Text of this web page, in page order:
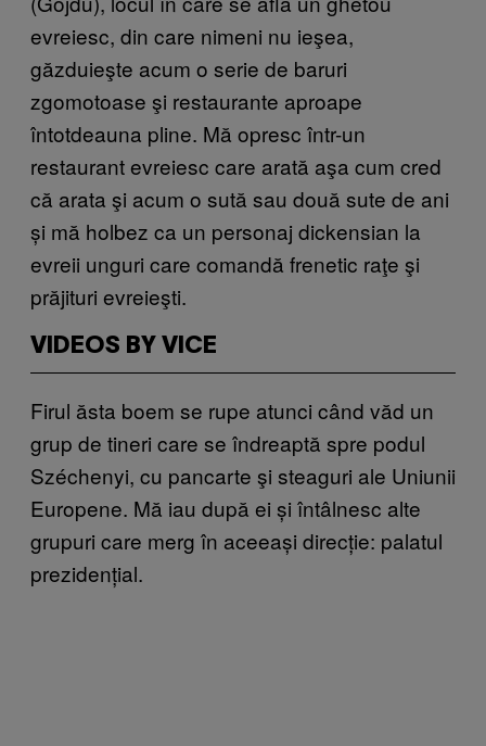
evreiesc, din care nimeni nu ieşea,
găzduieşte acum o serie de baruri
zgomotoase şi restaurante aproape
întotdeauna pline. Mă opresc într-un
restaurant evreiesc care arată aşa cum cred
că arata şi acum o sută sau două sute de ani
și mă holbez ca un personaj dickensian la
evreii unguri care comandă frenetic raţe şi
prăjituri evreieşti.
VIDEOS BY VICE
Firul ăsta boem se rupe atunci când văd un
grup de tineri care se îndreaptă spre podul
Széchenyi, cu pancarte şi steaguri ale Uniunii
Europene. Mă iau după ei și întâlnesc alte
grupuri care merg în aceeași direcție: palatul
prezidențial.